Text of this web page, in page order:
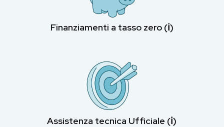
Finanziamenti a tasso zero (ℹ︎)
Assistenza tecnica Ufficiale (ℹ︎)